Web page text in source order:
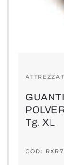
Tg. XL
COD: